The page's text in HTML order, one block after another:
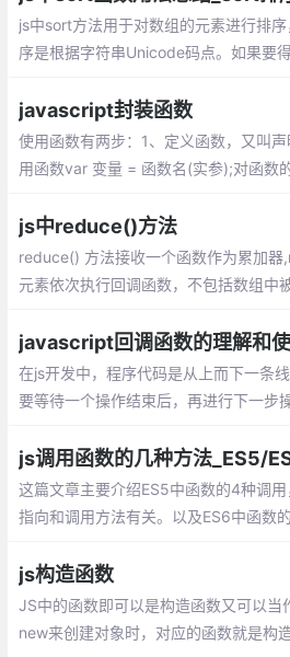
js中sort方法用于对数组的元素进行排
序是根据字符串Unicode码点。如果要
小，然后返回一个用于说明这两个值的
javascript封装函数
使用函数有两步：1、定义函数，又叫
用函数var 变量 = 函数名(实参);对函数
js中reduce()方法
reduce() 方法接收一个函数作为累加
元素依次执行回调函数，不包括数组中
值，当前索引，原数组。
javascript回调函数的理解和
在js开发中，程序代码是从上而下一条
要等待一个操作结束后，再进行下一步
()构造函数创建的Function对象。
js调用函数的几种方法_ES5/
这篇文章主要介绍ES5中函数的4种调
指向和调用方法有关。以及ES6中函数
js构造函数
JS中的函数即可以是构造函数又可以当
new来创建对象时，对应的函数就是构